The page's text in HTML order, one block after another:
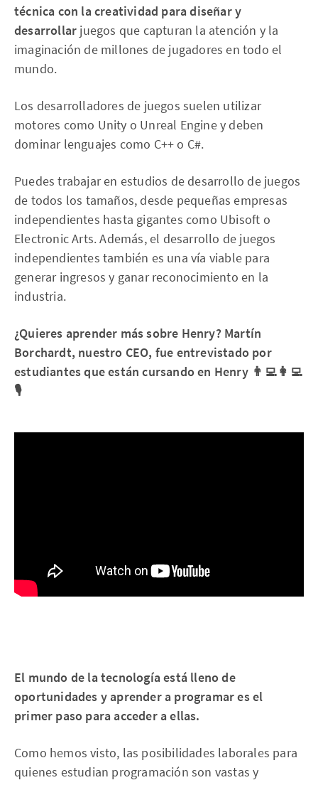
técnica con la creatividad para diseñar y
desarrollar juegos que capturan la atención y la
imaginación de millones de jugadores en todo el
mundo.
Los desarrolladores de juegos suelen utilizar
motores como Unity o Unreal Engine y deben
dominar lenguajes como C++ o C#.
Puedes trabajar en estudios de desarrollo de juegos
de todos los tamaños, desde pequeñas empresas
independientes hasta gigantes como Ubisoft o
Electronic Arts. Además, el desarrollo de juegos
independientes también es una vía viable para
generar ingresos y ganar reconocimiento en la
industria.
¿Quieres aprender más sobre Henry? Martín
Borchardt, nuestro CEO, fue entrevistado por
estudiantes que están cursando en Henry 👨‍💻👩‍💻
🎙️
El mundo de la tecnología está lleno de
oportunidades y aprender a programar es el
primer paso para acceder a ellas.
Como hemos visto, las posibilidades laborales para
quienes estudian programación son vastas y